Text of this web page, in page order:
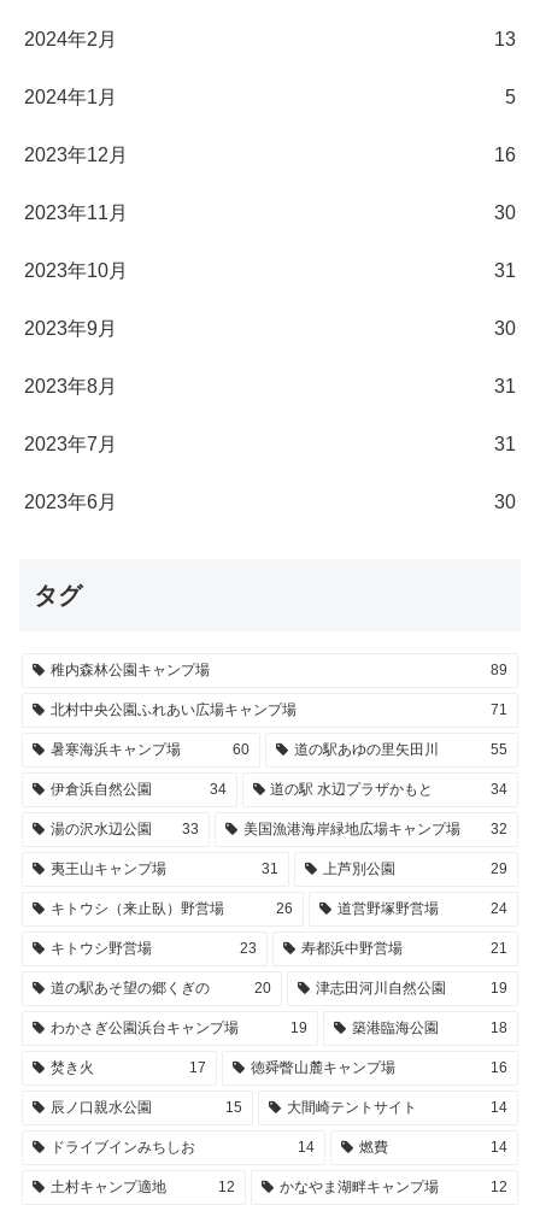
2024年2月 13
2024年1月 5
2023年12月 16
2023年11月 30
2023年10月 31
2023年9月 30
2023年8月 31
2023年7月 31
2023年6月 30
タグ
稚内森林公園キャンプ場 89
北村中央公園ふれあい広場キャンプ場 71
暑寒海浜キャンプ場 60 道の駅あゆの里矢田川 55
伊倉浜自然公園 34 道の駅 水辺プラザかもと 34
湯の沢水辺公園 33 美国漁港海岸緑地広場キャンプ場 32
夷王山キャンプ場 31 上芦別公園 29
キトウシ（来止臥）野営場 26 道営野塚野営場 24
キトウシ野営場 23 寿都浜中野営場 21
道の駅あそ望の郷くぎの 20 津志田河川自然公園 19
わかさぎ公園浜台キャンプ場 19 築港臨海公園 18
焚き火 17 徳舜瞥山麓キャンプ場 16
辰ノ口親水公園 15 大間崎テントサイト 14
ドライブインみちしお 14 燃費 14
土村キャンプ適地 12 かなやま湖畔キャンプ場 12